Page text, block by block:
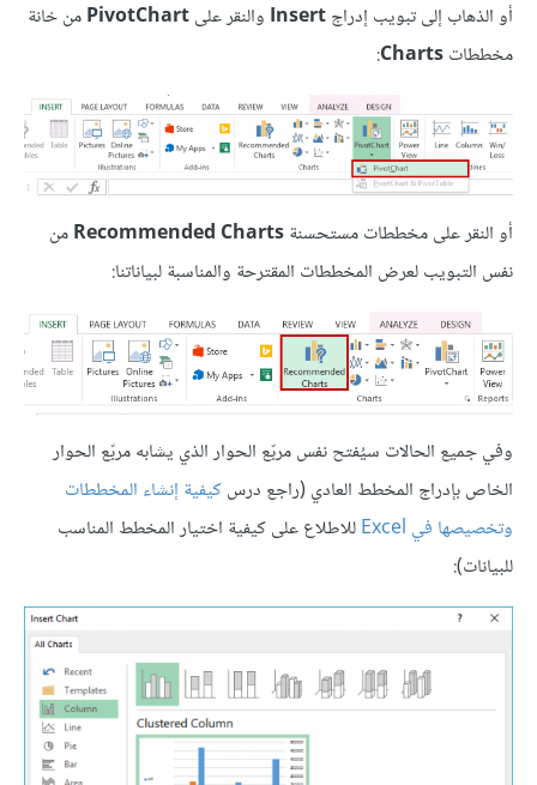
أو الذهاب إلى تبويب إدراجInsert والنقر علىPivotChartمن خانة
مخططاتCharts
:
أو النقر على مخططات مستحسنة
من
نفس التبويب لعرض المخططات المقترحة والمناسبة لبياناتنا:
وفي جميع الحالات سيُفتح نفس مربّع الحوار الذي يشابه مربّع الحوار
الخاص بإدراج المخطط العادي (راجع درسكيفية إنشاء المخططات
وتخصيصها في Excel
للاطلاع على كيفية اختيار المخطط المناسب
للبيانات):